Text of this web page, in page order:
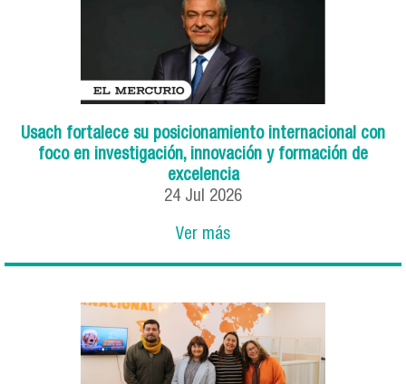
Usach fortalece su posicionamiento internacional con
foco en investigación, innovación y formación de
excelencia
24 Jul 2026
Ver más